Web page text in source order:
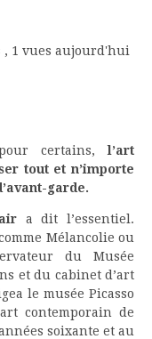
, 1 vues aujourd'hui
certains,l’art
tout et n’importe
garde.
a dit l’essentiel.
Mélancolie ou
du Musée
et du cabinet d’art
le musée Picasso
contemporain de
soixante et au